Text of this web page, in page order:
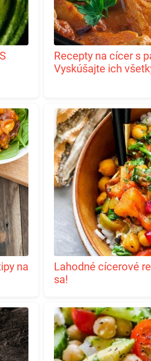
Recepty na cícer s paprikou v 5 úžasných variantoch.
Vyskúšajte ich
Lahodné cícerové recepty v 9 variantoch. Inšpirujte
sa!